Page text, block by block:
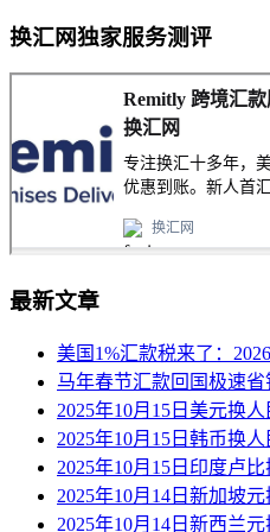
换汇网独家服务测评
最新文章
美国1%汇款税来了：
马年春节汇款回国极速省
2025年10月15日美元换
2025年10月15日韩币换
2025年10月15日印度卢
2025年10月14日新加坡
2025年10月14日新西兰